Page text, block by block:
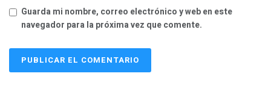
Guarda mi nombre, correo electrónico y web en este
navegador para la próxima vez que comente.